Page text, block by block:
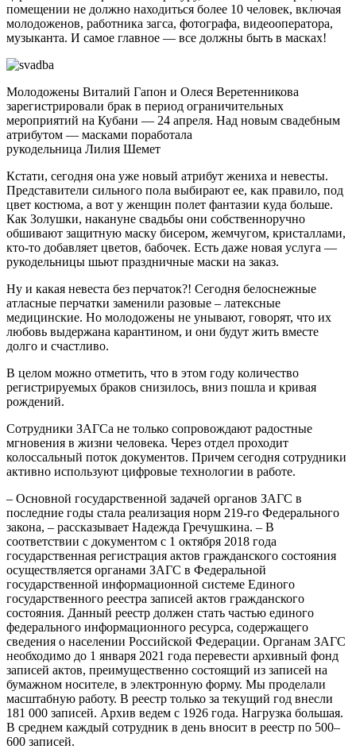
помещении не должно находиться более 10 человек, включая
молодоженов, работника загса, фотографа, видеооператора,
музыканта. И самое главное — все должны быть в масках!
Молодожены Виталий Гапон и Олеся Веретенникова
зарегистрировали брак в период ограничительных
мероприятий на Кубани — 24 апреля. Над новым свадебным
атрибутом — масками поработала
рукодельница Лилия Шемет
Кстати, сегодня она уже новый атрибут жениха и невесты.
Представители сильного пола выбирают ее, как правило, под
цвет костюма, а вот у женщин полет фантазии куда больше.
Как Золушки, накануне свадьбы они собственноручно
обшивают защитную маску бисером, жемчугом, кристаллами,
кто-то добавляет цветов, бабочек. Есть даже новая услуга —
рукодельницы шьют праздничные маски на заказ.
Ну и какая невеста без перчаток?! Сегодня белоснежные
атласные перчатки заменили разовые – латексные
медицинские. Но молодожены не унывают, говорят, что их
любовь выдержана карантином, и они будут жить вместе
долго и счастливо.
В целом можно отметить, что в этом году количество
регистрируемых браков снизилось, вниз пошла и кривая
рождений.
Сотрудники ЗАГСа не только сопровождают радостные
мгновения в жизни человека. Через отдел проходит
колоссальный поток документов. Причем сегодня сотрудники
активно используют цифровые технологии в работе.
– Основной государственной задачей органов ЗАГС в
последние годы стала реализация норм 219-го Федерального
закона, – рассказывает Надежда Гречушкина. – В
соответствии с документом с 1 октября 2018 года
государственная регистрация актов гражданского состояния
осуществляется органами ЗАГС в Федеральной
государственной информационной системе Единого
государственного реестра записей актов гражданского
состояния. Данный реестр должен стать частью единого
федерального информационного ресурса, содержащего
сведения о населении Российской Федерации. Органам ЗАГС
необходимо до 1 января 2021 года перевести архивный фонд
записей актов, преимущественно состоящий из записей на
бумажном носителе, в электронную форму. Мы проделали
масштабную работу. В реестр только за текущий год внесли
181 000 записей. Архив ведем с 1926 года. Нагрузка большая.
В среднем каждый сотрудник в день вносит в реестр по 500–
600 записей.